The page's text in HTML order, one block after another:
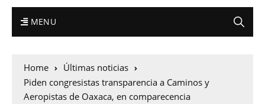
MENU
Home
Últimas noticias
Piden congresistas transparencia a Caminos y
Aeropistas de Oaxaca, en comparecencia